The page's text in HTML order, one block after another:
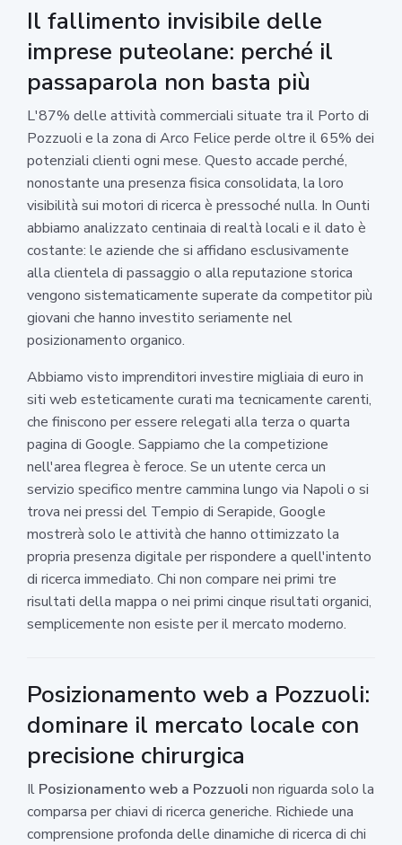
Il fallimento invisibile delle
imprese puteolane: perché il
passaparola non basta più
L'87% delle attività commerciali situate tra il Porto di
Pozzuoli e la zona di Arco Felice perde oltre il 65% dei
potenziali clienti ogni mese. Questo accade perché,
nonostante una presenza fisica consolidata, la loro
visibilità sui motori di ricerca è pressoché nulla. In Ounti
abbiamo analizzato centinaia di realtà locali e il dato è
costante: le aziende che si affidano esclusivamente
alla clientela di passaggio o alla reputazione storica
vengono sistematicamente superate da competitor più
giovani che hanno investito seriamente nel
posizionamento organico.
Abbiamo visto imprenditori investire migliaia di euro in
siti web esteticamente curati ma tecnicamente carenti,
che finiscono per essere relegati alla terza o quarta
pagina di Google. Sappiamo che la competizione
nell'area flegrea è feroce. Se un utente cerca un
servizio specifico mentre cammina lungo via Napoli o si
trova nei pressi del Tempio di Serapide, Google
mostrerà solo le attività che hanno ottimizzato la
propria presenza digitale per rispondere a quell'intento
di ricerca immediato. Chi non compare nei primi tre
risultati della mappa o nei primi cinque risultati organici,
semplicemente non esiste per il mercato moderno.
Posizionamento web a Pozzuoli:
dominare il mercato locale con
precisione chirurgica
Il Posizionamento web a Pozzuoli non riguarda solo la
comparsa per chiavi di ricerca generiche. Richiede una
comprensione profonda delle dinamiche di ricerca di chi